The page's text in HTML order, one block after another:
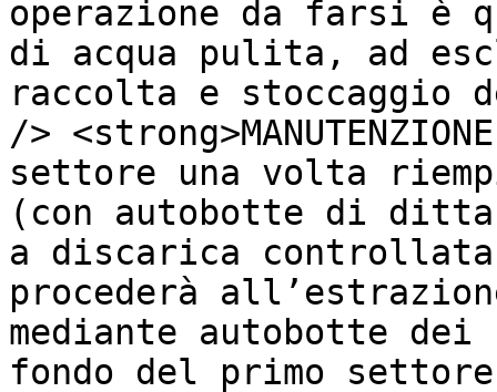
operazione da farsi è
di acqua pulita, ad
raccolta e
/>
settore una volta
(con autobotte di
a discarica
procederà
mediante autobotte
fondo del primo